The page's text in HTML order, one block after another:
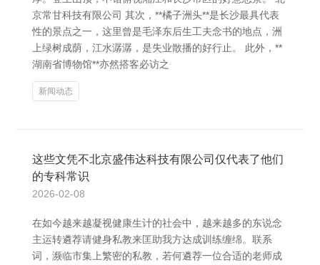
京常甘科技有限公司 其次，**橘子洲头**是长沙最具代表
性的景点之一，这里曾是毛泽东后生工夫念书的地点，洲
上绿树成荫，江水潺潺，是失业散播的好行止。 此外，**
湖南省博物馆**亦然搭客必访之
新闻动态
这些文凭不北京盛伟达科技有限公司仅代表了他们
的专科常识
2026-02-08
在如今越来越凝视健康生计的社会中，越来越多的东说念
主运转遴荐请健身私教来匡助我方达成训练缠绵。联系
词，濒临市集上繁密的私教，若何遴荐一位合适的老师成